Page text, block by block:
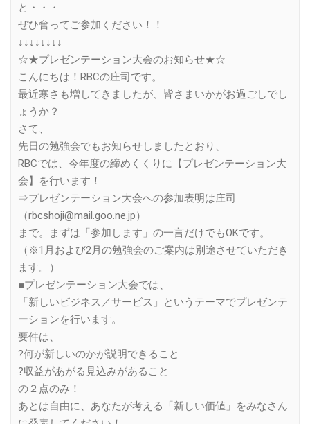
と・・・
ぜひ奮ってご参加ください！！
↓↓↓↓↓↓↓↓
☆★プレゼンテーション大会のお知らせ★☆
こんにちは！RBCの庄司です。
最近寒さも増してきましたが、皆さまいかがお過ごしでし
ょうか？
さて、
先日の勉強会でもお知らせしましたとおり、
RBCでは、今年度の締めくくりに【プレゼンテーション大
会】を行います！
⇒プレゼンテーション大会への参加表明は庄司
（rbcshoji@mail.goo.ne.jp）
まで。まずは「参加します」の一言だけでもOKです。
（※1月および2月の勉強会のご案内は別途させていただき
ます。）
■プレゼンテーション大会では、
「新しいビジネス／サービス」というテーマでプレゼンテ
ーションを行います。
要件は、
?何が新しいのかが説明できること
?収益があがる見込みがあること
の２点のみ！
あとは自由に、あなたが考える「新しい価値」をみなさん